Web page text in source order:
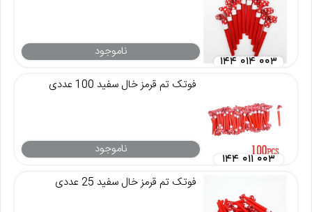
ناموجود
۱۴۴ ۰۱۴ ۰۰۳
فوتک تم قرمز خال سفید 100 عددی
ناموجود
۱۴۴ ۰۱۱ ۰۰۳
فوتک تم قرمز خال سفید 25 عددی